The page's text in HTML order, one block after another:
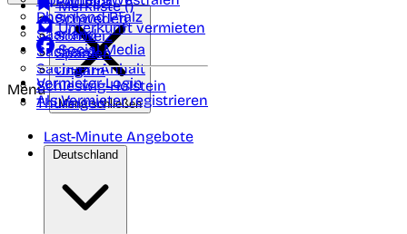
Rheinland Pfalz
Saarland
Sachsen
Sachsen-Anhalt
Schleswig-Holstein
Thüringen
Schweden
Schweiz
Spanien
Ungarn
Merkliste ()
Unterkunft vermieten
Social Media
Vermieter-Login
Als Vermieter registrieren
Menü
Menü schließen
Last-Minute Angebote
Deutschland